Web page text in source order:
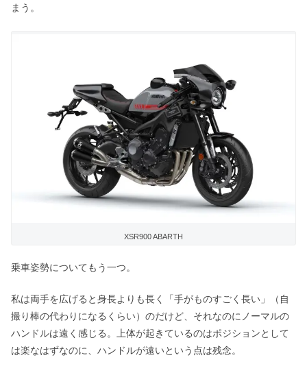
まう。
XSR900 ABARTH
乗車姿勢についてもう一つ。
私は両手を広げると身長よりも長く「手がものすごく長い」（自
撮り棒の代わりになるくらい）のだけど、それなのにノーマルの
ハンドルは遠く感じる。上体が起きているのはポジションとして
は楽なはずなのに、ハンドルが遠いという点は残念。